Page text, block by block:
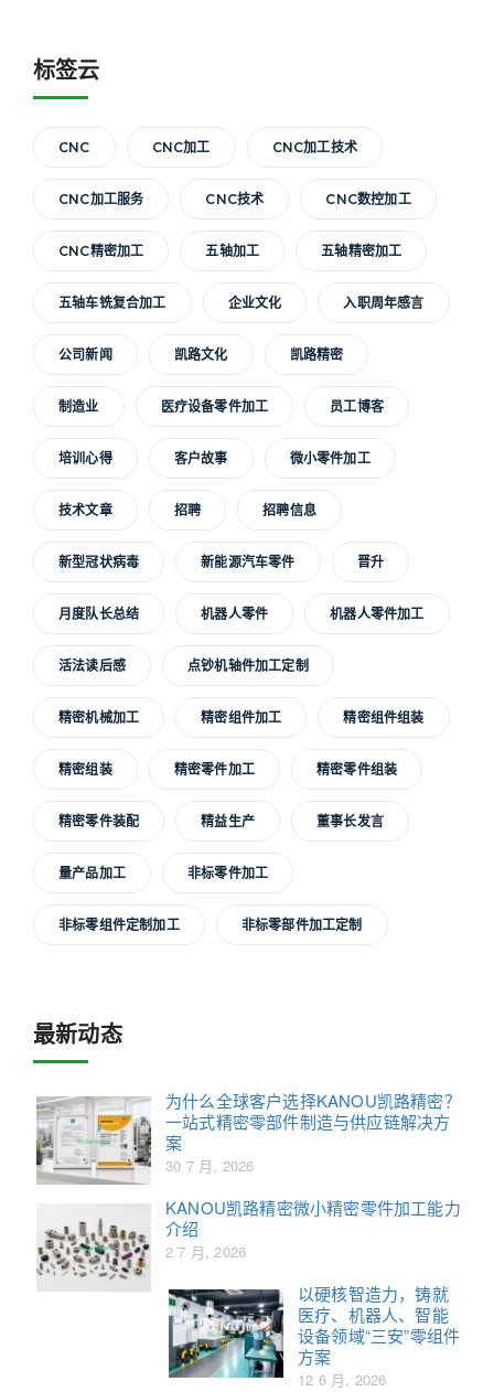
标签云
CNC CNC加工 CNC加工技术
CNC加工服务 CNC技术 CNC数控加工
CNC精密加工 五轴加工 五轴精密加工
五轴车铣复合加工 企业文化 入职周年感言
公司新闻 凯路文化 凯路精密
制造业 医疗设备零件加工 员工博客
培训心得 客户故事 微小零件加工
技术文章 招聘 招聘信息
新型冠状病毒 新能源汽车零件 晋升
月度队长总结 机器人零件 机器人零件加工
活法读后感 点钞机轴件加工定制
精密机械加工 精密组件加工 精密组件组装
精密组装 精密零件加工 精密零件组装
精密零件装配 精益生产 董事长发言
量产品加工 非标零件加工
非标零组件定制加工 非标零部件加工定制
最新动态
为什么全球客户选择KANOU凯路精密？
一站式精密零部件制造与供应链解决方
案
30 7 月, 2026
KANOU凯路精密微小精密零件加工能力
介绍
2 7 月, 2026
以硬核智造力，铸就
医疗、机器人、智能
设备领域“三安”零组件
方案
12 6 月, 2026